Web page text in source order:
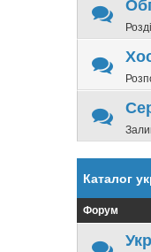
Каталог
Форум